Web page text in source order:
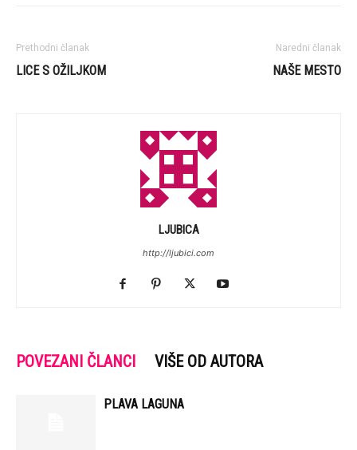
Prethodni članak
LICE S OŽILJKOM
Naredni članak
NAŠE MESTO
LJUBICA
http://ljubici.com
POVEZANI ČLANCI VIŠE OD AUTORA
PLAVA LAGUNA